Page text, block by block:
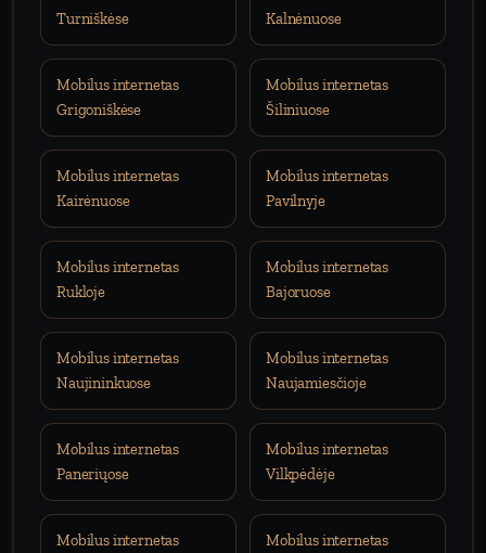
Turniškėse
Kalnėnuose
Mobilus internetas
Grigoniškėse
Mobilus internetas
Šiliniuose
Mobilus internetas
Kairėnuose
Mobilus internetas
Pavilnyje
Mobilus internetas
Rukloje
Mobilus internetas
Bajoruose
Mobilus internetas
Naujininkuose
Mobilus internetas
Naujamiesčioje
Mobilus internetas
Paneriųose
Mobilus internetas
Vilkpėdėje
Mobilus internetas
Mobilus internetas